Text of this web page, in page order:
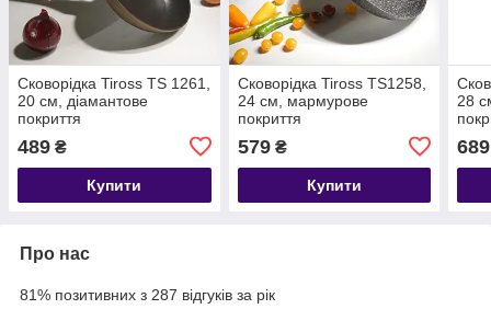
Сковорідка Tiross TS 1261,
20 см, діамантове
покриття
489 ₴
Купити
Сковорідка Tiross TS1258,
24 см, мармурове
покриття
579₴
Купити
28
689
Про нас
81% позитивних з 287 відгуків за рік